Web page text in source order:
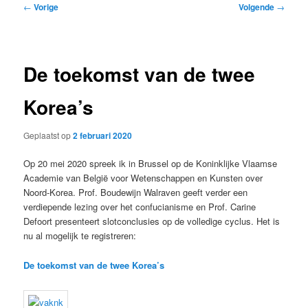
Bericht
← Vorige Volgende →
De toekomst van de twee
Korea’s
Geplaatst op2 februari 2020
Op 20 mei 2020 spreek ik in Brussel op de Koninklijke Vlaamse
Academie van België voor Wetenschappen en Kunsten over
Noord-Korea. Prof. Boudewijn Walraven geeft verder een
verdiepende lezing over het confucianisme en Prof. Carine
Defoort presenteert slotconclusies op de volledige cyclus. Het is
nu al mogelijk te registreren:
De toekomst van de twee Korea’s